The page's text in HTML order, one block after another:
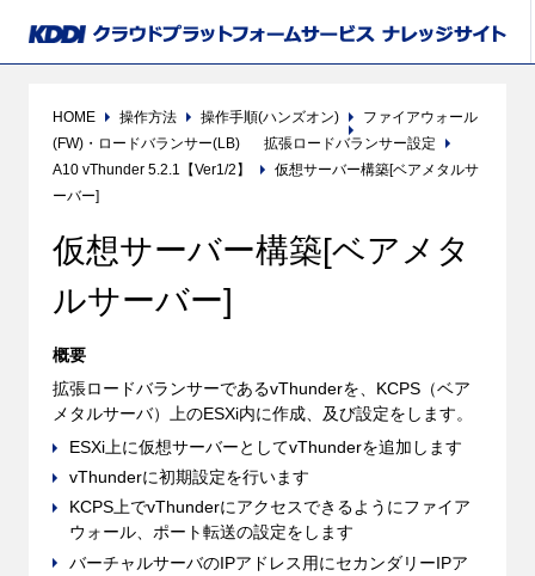
HOME 操作方法 操作手順(ハンズオン)
ファイアウォール
(FW)・ロードバランサー(LB)
拡張ロードバランサー設定
A10 vThunder 5.2.1【Ver1/2】
仮想サーバー構築[ベアメタルサ
ーバー]
仮想サーバー構築[ベアメタ
ルサーバー]
概要
拡張ロードバランサーであるvThunderを、KCPS（ベア
メタルサーバ）上のESXi内に作成、及び設定をします。
ESXi上に仮想サーバーとしてvThunderを追加します
vThunderに初期設定を行います
KCPS上でvThunderにアクセスできるようにファイア
ウォール、ポート転送の設定をします
バーチャルサーバのIPアドレス用にセカンダリーIPア